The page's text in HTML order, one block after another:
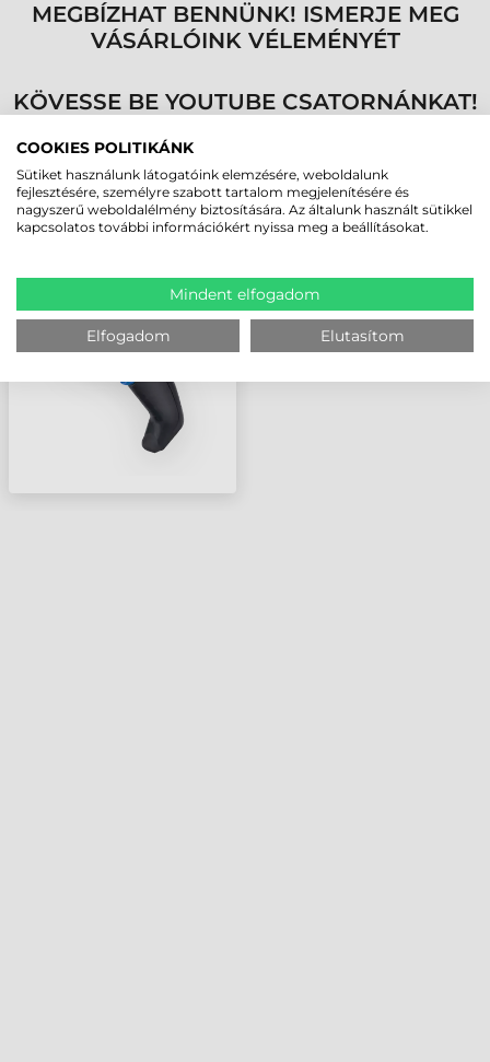
MEGBÍZHAT BENNÜNK! ISMERJE MEG
VÁSÁRLÓINK VÉLEMÉNYÉT
KÖVESSE BE YOUTUBE CSATORNÁNKAT!
LEGUTÓBB MEGTEKINTETT TERMÉKEK
DATALOGIC QUICKSCAN
VONALKÓDOLVASÓ
COOKIES POLITIKÁNK
Sütiket használunk látogatóink elemzésére, weboldalunk
fejlesztésére, személyre szabott tartalom megjelenítésére és
nagyszerű weboldalélmény biztosítására. Az általunk használt sütikkel
kapcsolatos további információkért nyissa meg a beállításokat.
Mindent elfogadom
Elfogadom Elutasítom